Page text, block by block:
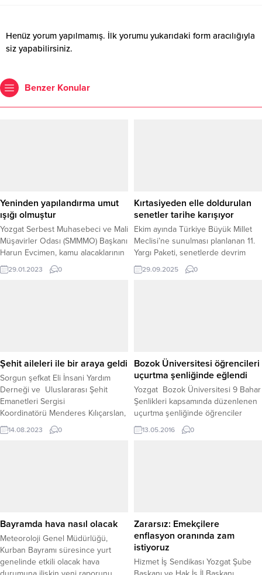
Henüz yorum yapılmamış. İlk yorumu yukarıdaki form aracılığıyla
siz yapabilirsiniz.
Benzer Konular
Yeninden yapılandırma umut
ışığı olmuştur
Yozgat Serbest Muhasebeci ve Mali
Müşavirler Odası (SMMMO) Başkanı
Harun Evcimen, kamu alacaklarının
yeniden yapılandırılması ile ilgili
kısmının özellikle esnafın içinde
29.01.2023 0
Kırtasiyeden elle doldurulan
senetler tarihe karışıyor
Ekim ayında Türkiye Büyük Millet
Meclisi’ne sunulması planlanan 11.
Yargı Paketi, senetlerde devrim
niteliğinde bir yenilik getiriyor.
Düzenlemeyle birlikte kırtasiyeden
geçilecek ve mahkemelerdeki dava
süreçleri hızlanacak....
29.09.2025 0
Şehit aileleri ile bir araya geldi
Sorgun şefkat Eli İnsani Yardım
Derneği ve Uluslararası Şehit
Emanetleri Sergisi
Koordinatörü Menderes Kılıçarslan,
tarafından Şehit ailelerine yönelik
ortaklaşa düzenlenen etkinlikte
14.08.2023 0
Bozok Üniversitesi öğrencileri
uçurtma şenliğinde eğlendi
Yozgat Bozok Üniversitesi 9 Bahar
Şenlikleri kapsamında düzenlenen
uçurtma şenliğinde öğrenciler
eğlendi. Bozok Üniversitesi Sportif
Havacılık Kulübü tarafından
şenlendirdi. Bozok Üniversitesi
Sportif Havacılık Kulübü Danışman
Hocası Derya Doğan, 9. Bahar...
13.05.2016 0
Bayramda hava nasıl olacak
Meteoroloji Genel Müdürlüğü,
Kurban Bayramı süresince yurt
genelinde etkili olacak hava
Zararsız: Emekçilere
enflasyon oranında zam
istiyoruz
Hizmet İş Sendikası Yozgat Şube